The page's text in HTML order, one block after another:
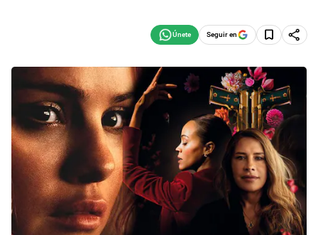
Seguir en